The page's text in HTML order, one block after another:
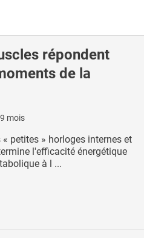
répondent
de la
mois
petites » horloges internes et
l'efficacité énergétique
à l ...